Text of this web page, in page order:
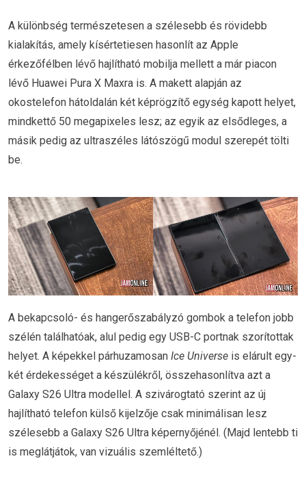
A különbség természetesen a szélesebb és rövidebb
kialakítás, amely kísértetiesen hasonlít az Apple
érkezőfélben lévő hajlítható mobilja mellett a már piacon
lévő Huawei Pura X Maxra is. A makett alapján az
okostelefon hátoldalán két képrögzítő egység kapott helyet,
mindkettő 50 megapixeles lesz; az egyik az elsődleges, a
másik pedig az ultraszéles látószögű modul szerepét tölti
be.
A bekapcsoló- és hangerőszabályzó gombok a telefon jobb
szélén találhatóak, alul pedig egy USB-C portnak szorítottak
helyet. A képekkel párhuzamosan Ice Universe is elárult egy-
két érdekességet a készülékről, összehasonlítva azt a
Galaxy S26 Ultra modellel. A szivárogtató szerint az új
hajlítható telefon külső kijelzője csak minimálisan lesz
szélesebb a Galaxy S26 Ultra képernyőjénél. (Majd lentebb ti
is meglátjátok, van vizuális szemléltető.)